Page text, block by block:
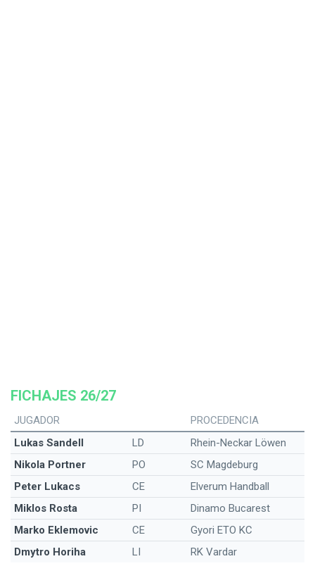
FICHAJES 26/27
JUGADOR
PROCEDENCIA
Lukas Sandell
LD
Rhein-Neckar Löwen
Nikola Portner
PO
SC Magdeburg
Peter Lukacs
CE
Elverum Handball
Miklos Rosta
PI
Dinamo Bucarest
Marko Eklemovic
CE
Gyori ETO KC
Dmytro Horiha
LI RK Vardar